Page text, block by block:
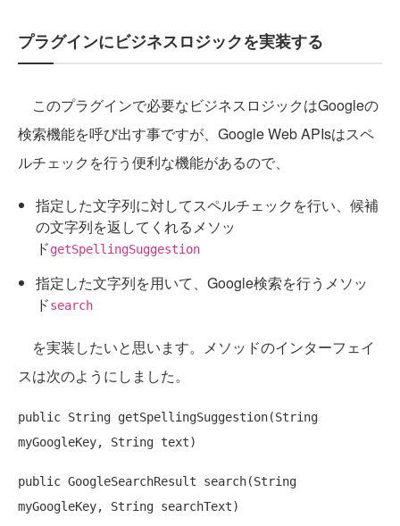
プラグインにビジネスロジックを実装する
このプラグインで必要なビジネスロジックはGoogleの
検索機能を呼び出す事ですが、Google Web APIsはスペ
ルチェックを行う便利な機能があるので、
指定した文字列に対してスペルチェックを行い、候補
の文字列を返してくれるメソッ
ドgetSpellingSuggestion
指定した文字列を用いて、Google検索を行うメソッ
ドsearch
を実装したいと思います。メソッドのインターフェイ
スは次のようにしました。
public String getSpellingSuggestion(String
public GoogleSearchResult search(String